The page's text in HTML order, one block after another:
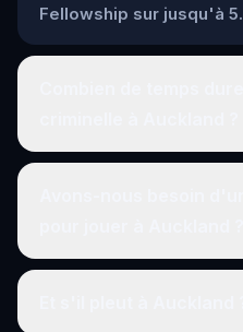
Fellowship sur jusqu'à 5.